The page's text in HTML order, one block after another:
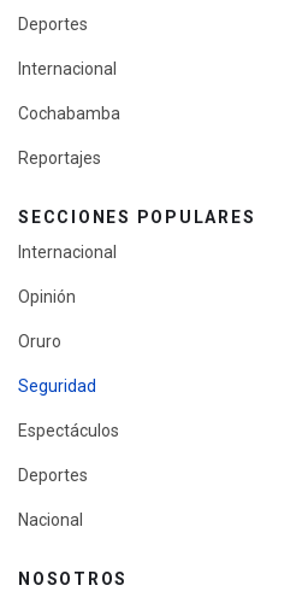
Deportes
Internacional
Cochabamba
Reportajes
SECCIONES POPULARES
Internacional
Opinión
Oruro
Seguridad
Espectáculos
Deportes
Nacional
NOSOTROS